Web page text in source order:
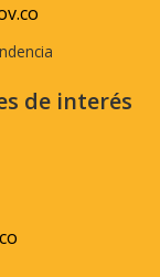
de interés